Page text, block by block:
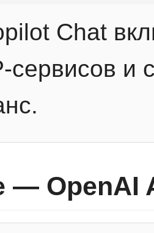
Chat
сервисов и
— OpenAI